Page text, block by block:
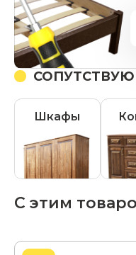
Шкафы
С этим